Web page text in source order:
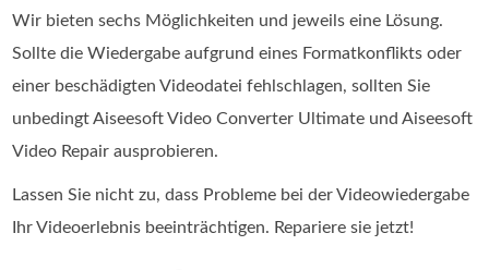
Wir bieten sechs Möglichkeiten und jeweils eine Lösung.
Sollte die Wiedergabe aufgrund eines Formatkonflikts oder
einer beschädigten Videodatei fehlschlagen, sollten Sie
unbedingt Aiseesoft Video Converter Ultimate und Aiseesoft
Video Repair ausprobieren.
Lassen Sie nicht zu, dass Probleme bei der Videowiedergabe
Ihr Videoerlebnis beeinträchtigen. Repariere sie jetzt!